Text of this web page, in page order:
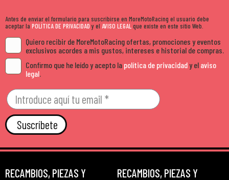
Antes de enviar el formulario para suscribirse en MoreMotoRacing el usuario debe
aceptar la POLÍTICA DE PRIVACIDADy el AVISO LEGALque existe en este sitio Web.
Quiero recibir de MoreMotoRacing ofertas, promociones y eventos
exclusivos acordes a mis gustos, intereses e historial de compras.
Confirmo que he leído y acepto la política de privacidady el aviso
legal
Suscríbete
RECAMBIOS, PIEZAS Y
RECAMBIOS, PIEZAS Y